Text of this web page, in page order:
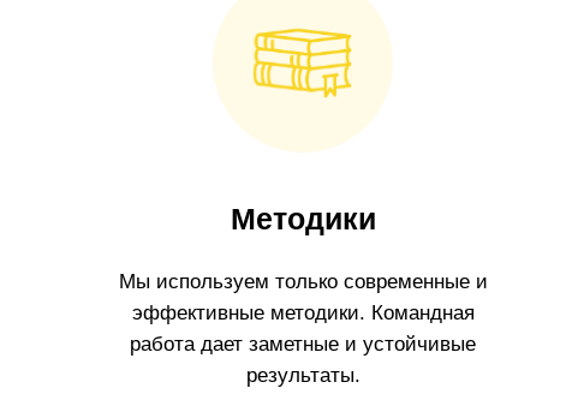
Методики
Мы используем только современные и
эффективные методики. Командная
работа дает заметные и устойчивые
результаты.